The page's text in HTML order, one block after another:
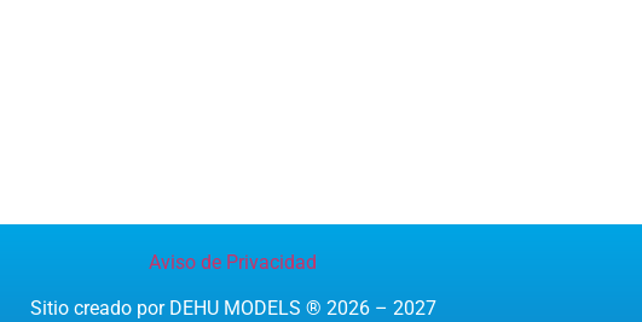
Aviso de Privacidad
Sitio creado por DEHU MODELS ® 2026 – 2027